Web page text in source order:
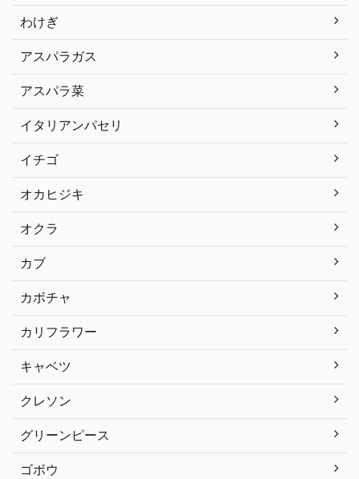
わけぎ
アスパラガス
アスパラ菜
イタリアンパセリ
イチゴ
オカヒジキ
オクラ
カブ
カボチャ
カリフラワー
キャベツ
クレソン
グリーンピース
ゴボウ